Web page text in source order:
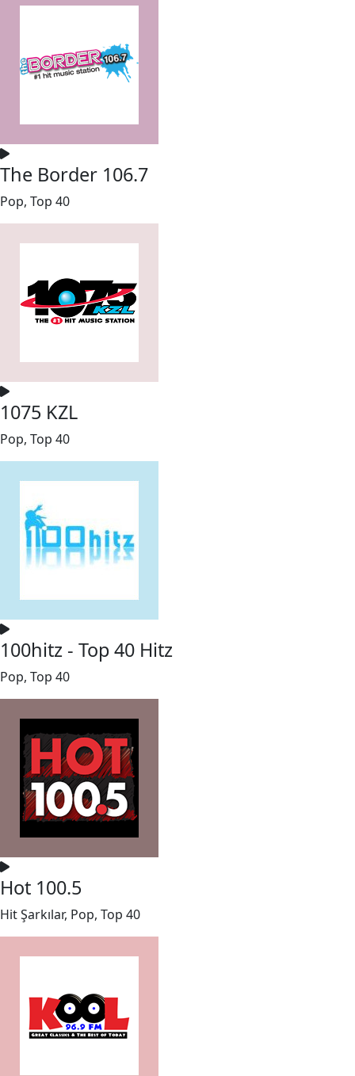
The Border 106.7
Pop, Top 40
1075 KZL
Pop, Top 40
100hitz - Top 40 Hitz
Pop, Top 40
Hot 100.5
Hit Şarkılar, Pop, Top 40